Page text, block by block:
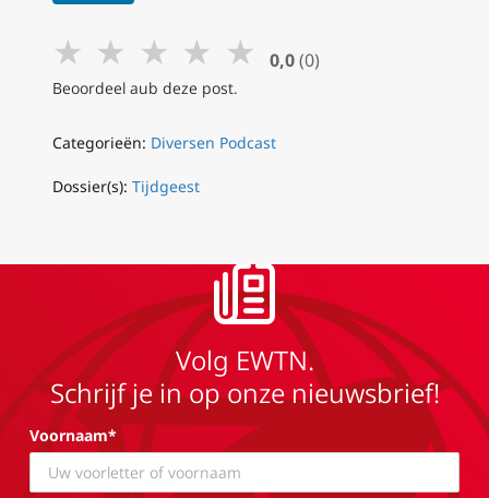
★ ★ ★ ★ ★ 0,0 (0)
Beoordeel aub deze post.
Categorieën: Diversen Podcast
Dossier(s): Tijdgeest
Volg EWTN.
Schrijf je in op onze nieuwsbrief!
Voornaam*